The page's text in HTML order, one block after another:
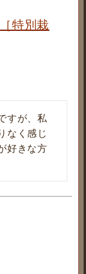
特別栽
すが、私
なく感じ
好きな方